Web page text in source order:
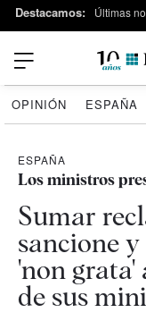
Destacamos: Últimas
OPINIÓN ESPAÑA
ESPAÑA
Los ministros
Sumar
sancione
'non grata'
de sus